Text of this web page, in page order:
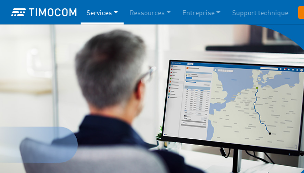
Services Ressources Entreprise Support technique